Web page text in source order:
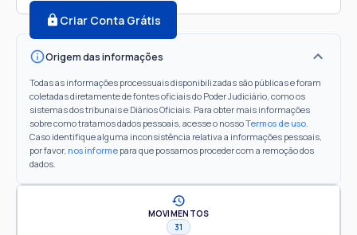
Criar Conta Grátis
Origem das informações
Todas as informações processuais disponibilizadas são públicas e foram
coletadas diretamente de fontes oficiais do Poder Judiciário, como os
sistemas dos tribunais e Diários Oficiais. Para obter mais informações
sobre como tratamos dados pessoais, acesse o nossoTermos de uso.
Caso identifique alguma inconsistência relativa a informações pessoais,
por favor, nos informe para que possamos proceder com a remoção dos
dados.
MOVIMENTOS
31